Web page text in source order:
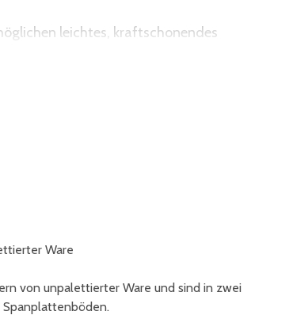
leichtes, kraftschonendes
Ware
von unpalettierter Ware und sind in zwei